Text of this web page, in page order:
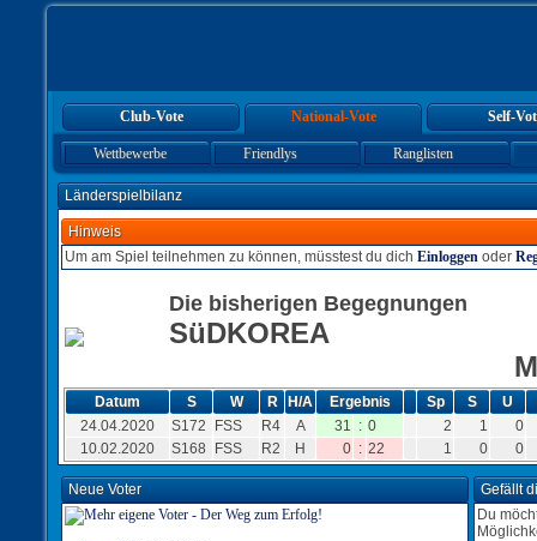
Club-Vote National-Vote Self-
Wettbewerbe Friendlys Ranglisten
Länderspielbilanz
Hinweis
Um am Spiel teilnehmen zu können, müsstest du dich Einloggen oder
Die bisherigen Begegnungen
SüDKOREA
Datum S W R H/A Ergebnis Sp S
U
24.04.2020
S172 FSS R4 A 31 : 0 2 1
0
10.02.2020
S168 FSS R2 H 0 : 22 1 0 0
Neue Voter
Gefällt
Du